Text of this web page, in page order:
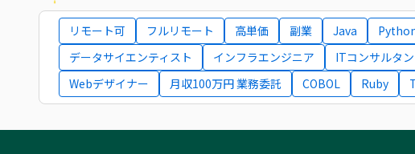
リモート可 フルリモート 高単価 副業 Java
データサイエンティスト
インフラエンジニア ITコンサルタ
Webデザイナー
月収100万円 業務委託 COBOL Ruby